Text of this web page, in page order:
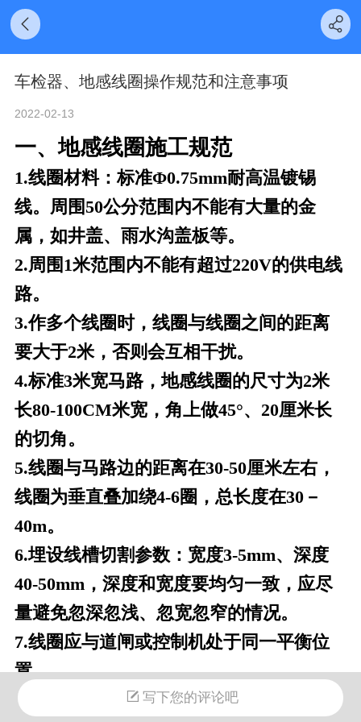
车检器、地感线圈操作规范和注意事项
2022-02-13
一、地感线圈施工规范
1.线圈材料：标准Φ0.75mm耐高温镀锡
线。周围50公分范围内不能有大量的金
属，如井盖、雨水沟盖板等。
2.周围1米范围内不能有超过220V的供电线
路。
3.作多个线圈时，线圈与线圈之间的距离
要大于2米，否则会互相干扰。
4.标准3米宽马路，地感线圈的尺寸为2米
长80-100CM米宽，角上做45°、20厘米长
的切角。
5.线圈与马路边的距离在30-50厘米左右，
线圈为垂直叠加绕4-6圈，总长度在30 －
40m。
6.埋设线槽切割参数：宽度3-5mm、深度
40-50mm，深度和宽度要均匀一致，应尽
量避免忽深忽浅、忽宽忽窄的情况。
7.线圈应与道闸或控制机处于同一平衡位
置。
8.线圈引出的两根线应该双绞，密度为每
写下您的评论吧